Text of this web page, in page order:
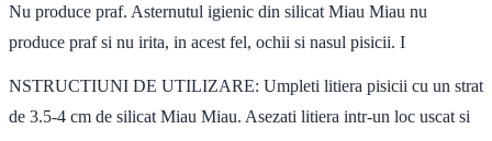
Nu produce praf. Asternutul igienic din silicat Miau Miau nu
produce praf si nu irita, in acest fel, ochii si nasul pisicii. I
NSTRUCTIUNI DE UTILIZARE: Umpleti litiera pisicii cu un strat
de 3.5-4 cm de silicat Miau Miau. Asezati litiera intr-un loc uscat si